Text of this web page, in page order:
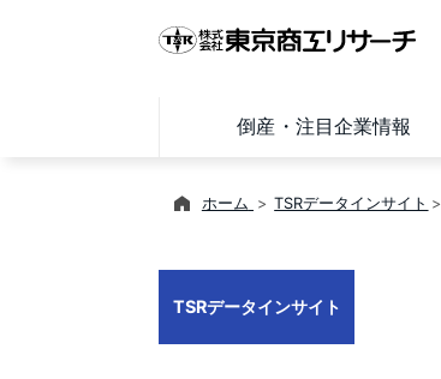
倒産・注目企業情報
ホーム TSRデータインサイト
TSRデータインサイト